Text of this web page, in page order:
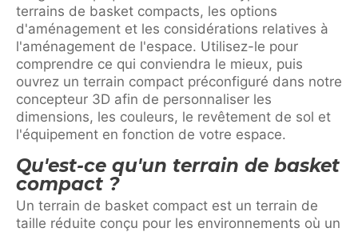
terrains de basket compacts, les options
d'aménagement et les considérations relatives à
l'aménagement de l'espace. Utilisez-le pour
comprendre ce qui conviendra le mieux, puis
ouvrez un terrain compact préconfiguré dans notre
concepteur 3D afin de personnaliser les
dimensions, les couleurs, le revêtement de sol et
l'équipement en fonction de votre espace.
Qu'est-ce qu'un terrain de basket
compact ?
Un terrain de basket compact est un terrain de
taille réduite conçu pour les environnements où un